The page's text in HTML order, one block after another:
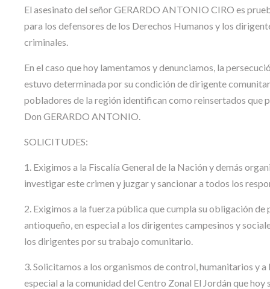
El asesinato del señor GERARDO ANTONIO CIRO es
para los defensores de los Derechos Humanos y los
criminales.
En el caso que hoy lamentamos y denunciamos, la
estuvo determinada por su condición de dirigente
pobladores de la región identifican como reinsertados que
Don GERARDO ANTONIO.
SOLICITUDES:
1. Exigimos a la Fiscalía General de la Nación y demás
investigar este crimen y juzgar y sancionar a todos los
2. Exigimos a la fuerza pública que cumpla su obligación
antioqueño, en especial a los dirigentes campesinos y
los dirigentes por su trabajo comunitario.
3. Solicitamos a los organismos de control, humanitarios y
especial a la comunidad del Centro Zonal El Jordán que